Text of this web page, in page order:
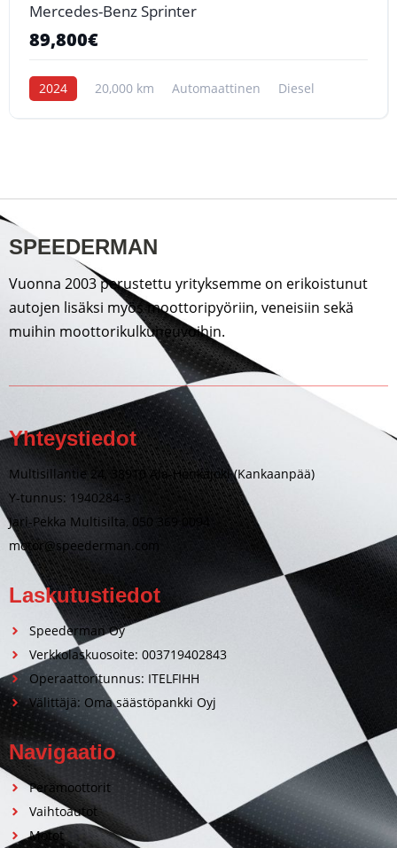
Mercedes-Benz Sprinter
89,800€
2024 20,000 km Automaattinen Diesel
SPEEDERMAN
Vuonna 2003 perustettu yrityksemme on erikoistunut
autojen lisäksi myös moottoripyöriin, veneisiin sekä
muihin moottorikulkuneuvoihin.
Yhteystiedot
Multisillantie 24, 38910 Ala-Honkajoki (Kankaanpää)
Y-tunnus: 1940284-3
Jari-Pekka Multisilta, 050 369 0094
motor@speederman.com
Laskutustiedot
Speederman Oy
Verkkolaskuosoite: 003719402843
Operaattoritunnus: ITELFIHH
Välittäjä: Oma säästöpankki Oyj
Navigaatio
Perämoottorit
Vaihtoautot
Motot